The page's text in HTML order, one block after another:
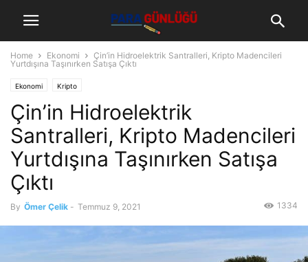
Home Ekonomi
Çin’in Hidroelektrik Santralleri, Kripto Madencileri
Yurtdışına Taşınırken Satışa Çıktı
Ekonomi Kripto
Çin’in Hidroelektrik
Santralleri, Kripto Madencileri
Yurtdışına Taşınırken Satışa
Çıktı
By Ömer Çelik - Temmuz 9, 2021 1334